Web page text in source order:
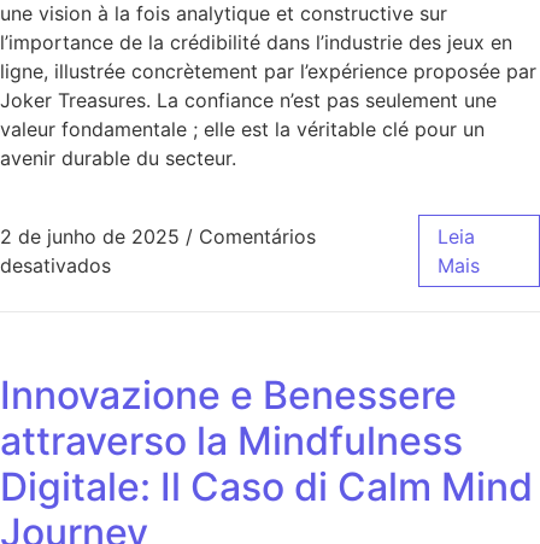
une vision à la fois analytique et constructive sur
l’importance de la crédibilité dans l’industrie des jeux en
ligne, illustrée concrètement par l’expérience proposée par
Joker Treasures. La confiance n’est pas seulement une
valeur fondamentale ; elle est la véritable clé pour un
avenir durable du secteur.
2 de junho de 2025 / Comentários
desativados
Leia
Mais
Innovazione e Benessere
attraverso la Mindfulness
Digitale: Il Caso di Calm Mind
Journey